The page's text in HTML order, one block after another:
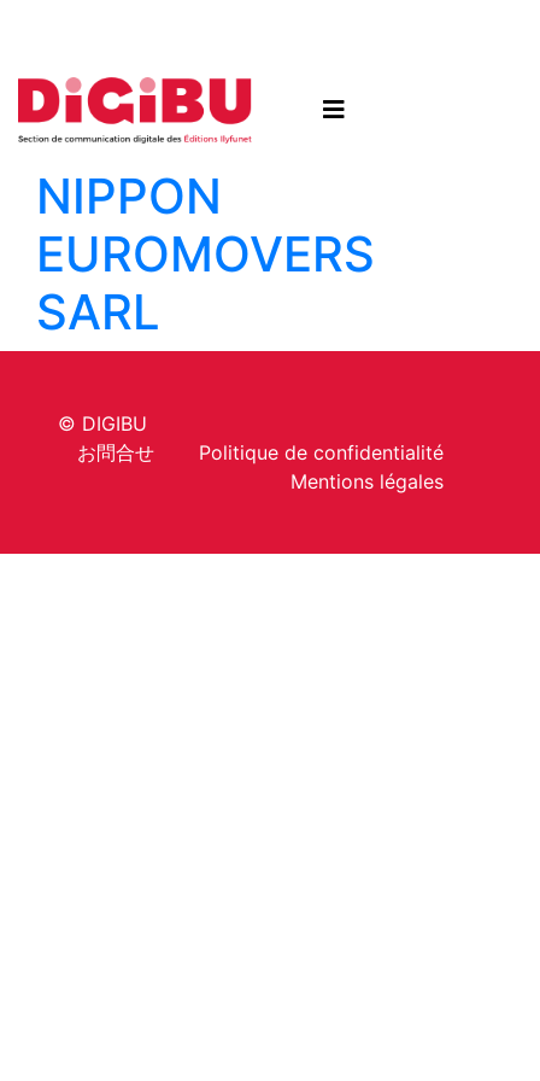
NIPPON
EUROMOVERS
SARL
© DIGIBU
お問合せ
Politique de confidentialité
Mentions légales